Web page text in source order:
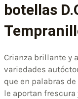
botellas
Crianza brillante y
variedades
que en palabras
le aportan frescura